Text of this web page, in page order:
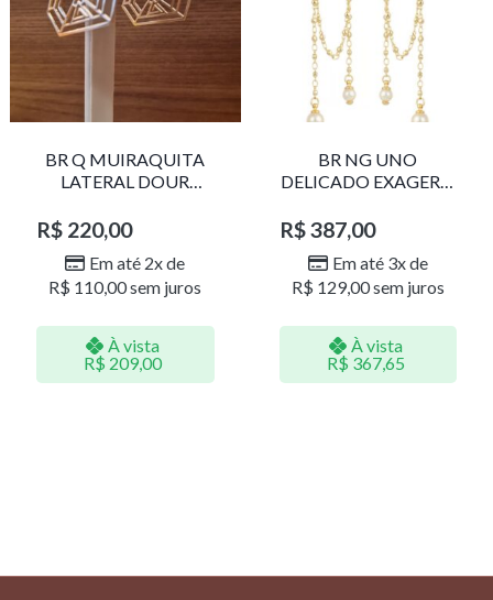
BR Q MUIRAQUITA
LATERAL DOUR
R$ 220,00
Em até 2x de
R$ 110,00sem juros
À vista
R$ 209,00
BR NG UNO
DELICADO EXAGERO
R$387,00
Em até 3x de
R$ 129,00sem juros
À vista
R$ 367,65